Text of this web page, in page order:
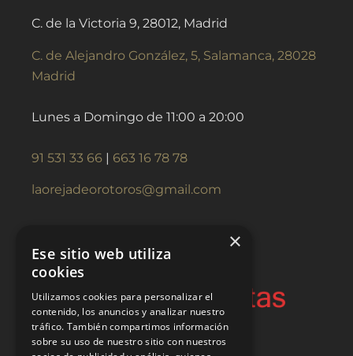
C. de la Victoria 9, 28012, Madrid
C. de Alejandro González, 5, Salamanca, 28028
Madrid
Lunes a Domingo de 11:00 a 20:00
91 531 33 66 | 663 16 78 78
laorejadeorotoros@gmail.com
×
Ese sitio web utiliza
cookies
Utilizamos cookies para personalizar el
contenido, los anuncios y analizar nuestro
tráfico. También compartimos información
sobre su uso de nuestro sitio con nuestros